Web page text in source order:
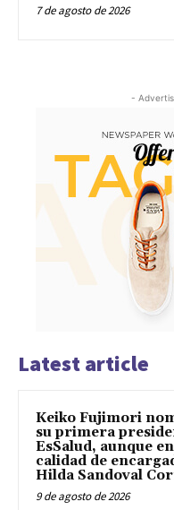
7 de agosto de 2026
-
Latest article
Keiko Fujimori
su primera
EsSalud, aunque en
calidad de
Hilda Sandoval
9 de agosto de 2026